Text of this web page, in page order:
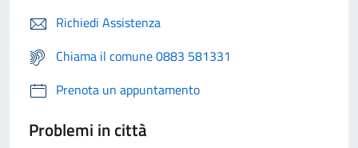
Richiedi Assistenza
Chiama il comune 0883 581331
Prenota un appuntamento
Problemi in città